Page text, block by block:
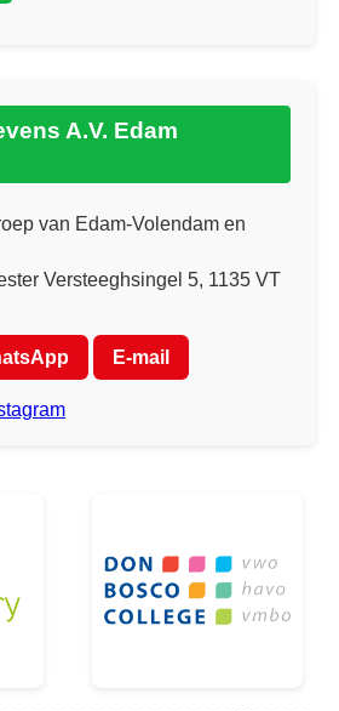
A.V. Edam
van Edam-Volendam en
Versteeghsingel 5, 1135 VT
E-mail